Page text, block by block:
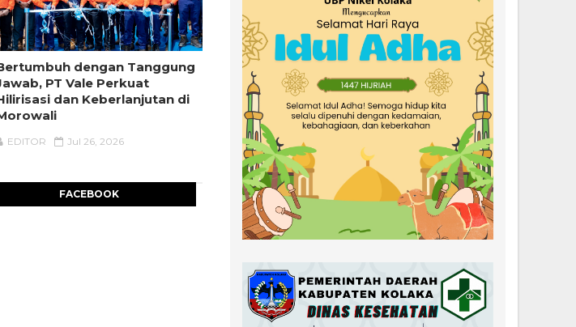
dengan Tanggung
PT Vale Perkuat
dan Keberlanjutan di
EDITOR Jul 26, 2026
FACEBOOK